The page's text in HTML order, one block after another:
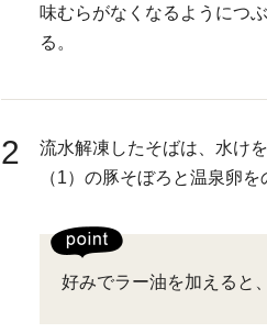
味むらがなくなるようにつ
る。
2 流水解凍したそばは、水け
（1）の豚そぼろと温泉卵
好みでラー油を加えると